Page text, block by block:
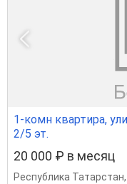
1-комн квартира,
2/5 эт.
20 000 ₽ в месяц
Республика Татарстан,